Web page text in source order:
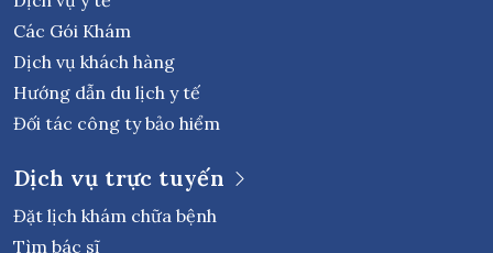
Các Gói Khám
Dịch vụ khách hàng
Hướng dẫn du lịch y tế
Đối tác công ty bảo hiểm
Dịch vụ trực tuyến
Đặt lịch khám chữa bệnh
Tìm bác sĩ